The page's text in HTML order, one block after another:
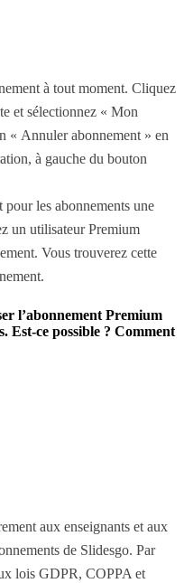
à tout moment. Cliquez
et sélectionnez « Mon
« Annuler abonnement » en
à gauche du bouton
les abonnements une
un utilisateur Premium
Vous trouverez cette
l’abonnement Premium
Est-ce possible ? Comment
aux enseignants et aux
de Slidesgo. Par
lois GDPR, COPPA et